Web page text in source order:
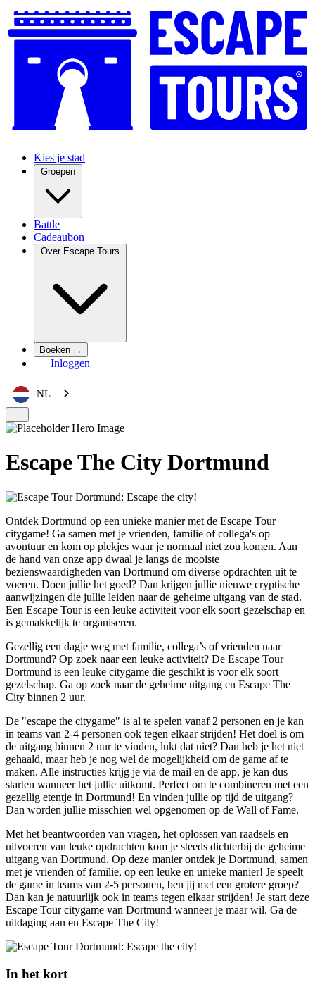
Kies je stad
Groepen
Battle
Cadeaubon
Over Escape Tours
Boeken →
Inloggen
NL
Escape The City Dortmund
Ontdek Dortmund op een unieke manier met de Escape Tour
citygame! Ga samen met je vrienden, familie of collega's op
avontuur en kom op plekjes waar je normaal niet zou komen. Aan
de hand van onze app dwaal je langs de mooiste
bezienswaardigheden van Dortmund om diverse opdrachten uit te
voeren. Doen jullie het goed? Dan krijgen jullie nieuwe cryptische
aanwijzingen die jullie leiden naar de geheime uitgang van de stad.
Een Escape Tour is een leuke activiteit voor elk soort gezelschap en
is gemakkelijk te organiseren.
Gezellig een dagje weg met familie, collega’s of vrienden naar
Dortmund? Op zoek naar een leuke activiteit? De Escape Tour
Dortmund is een leuke citygame die geschikt is voor elk soort
gezelschap. Ga op zoek naar de geheime uitgang en Escape The
City binnen 2 uur.
De "escape the citygame" is al te spelen vanaf 2 personen en je kan
in teams van 2-4 personen ook tegen elkaar strijden! Het doel is om
de uitgang binnen 2 uur te vinden, lukt dat niet? Dan heb je het niet
gehaald, maar heb je nog wel de mogelijkheid om de game af te
maken. Alle instructies krijg je via de mail en de app, je kan dus
starten wanneer het jullie uitkomt. Perfect om te combineren met een
gezellig etentje in Dortmund! En vinden jullie op tijd de uitgang?
Dan worden jullie misschien wel opgenomen op de Wall of Fame.
Met het beantwoorden van vragen, het oplossen van raadsels en
uitvoeren van leuke opdrachten kom je steeds dichterbij de geheime
uitgang van Dortmund. Op deze manier ontdek je Dortmund, samen
met je vrienden of familie, op een leuke en unieke manier! Je speelt
de game in teams van 2-5 personen, ben jij met een grotere groep?
Dan kan je natuurlijk ook in teams tegen elkaar strijden! Je start deze
Escape Tour citygame van Dortmund wanneer je maar wil. Ga de
uitdaging aan en Escape The City!
In het kort